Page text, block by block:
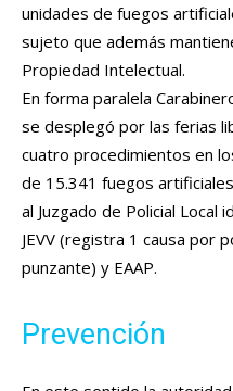
unidades de fuegos
sujeto que además
Propiedad Intelectual.
En forma paralela
se desplegó por las ferias
cuatro procedimientos en
de 15.341 fuegos
al Juzgado de Policial Local
JEVV (registra 1 causa por
punzante) y EAAP.
Prevención